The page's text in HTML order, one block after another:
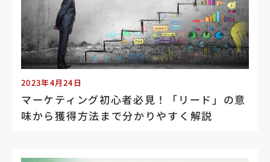
2023年4月24日
マーケティング初心者必見！「リード」の意
味から獲得方法まで分かりやすく解説